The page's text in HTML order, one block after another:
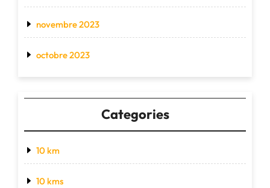
novembre 2023
octobre 2023
Categories
10 km
10 kms